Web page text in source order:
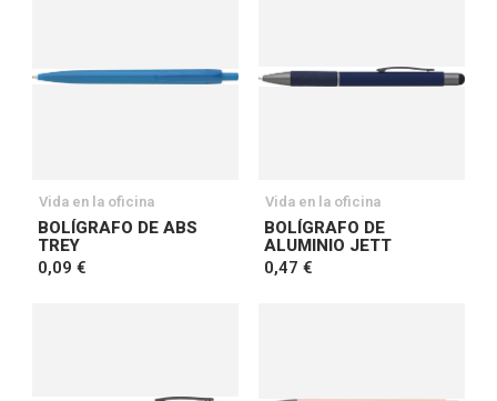
Vida en la oficina
BOLÍGRAFO DE ABS
TREY
0,09 €
Vida en la oficina
BOLÍGRAFO DE
ALUMINIO JETT
0,47 €